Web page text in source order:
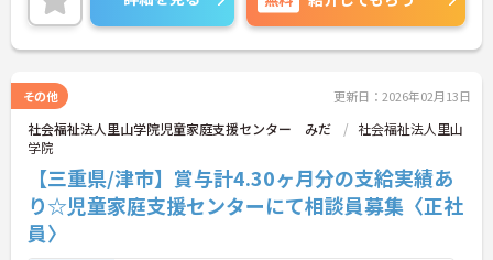
の受講支援もあり、スキルアップもしっかりサポー
ト。将来的には管理者やエリアマネージャーへのキ
ャリアアップも目指せます。20代から60代まで幅広
の職場です。介護経験を活かしたい方、福祉の資格
をお持ちの方、安定した法人でキャリアを築きたい
方におすすめです。
★おすすめPOINT★
・生活支援員からスタートし、サービス管理責任者
やエリアマネージャーへと続く明確なステップアッ
プの道筋が用意されています。急成長中の企業であ
るためポストも豊富にあり、専門性を高めながらマ
その他 更新日：2026年02月13日
社会福祉法人里山学院児童家庭支援センター みだ
社会福祉法人里山
学院
【三重県/津市】賞与計4.30ヶ月分の支給実績あ
り☆児童家庭支援センターにて相談員募集〈正社
員〉